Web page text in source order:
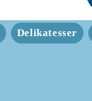
Delikatesser